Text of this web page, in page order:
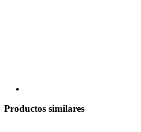
Productos similares